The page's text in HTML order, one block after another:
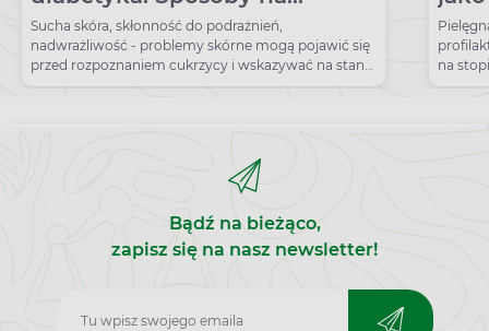
nawilżenie i odżywienie skóry
Sucha skóra, skłonność do podrażnień,
nadwrażliwość - problemy skórne mogą pojawić się
przed rozpoznaniem cukrzycy i wskazywać na stan
przedcukrzycowy.
na
Bądź na bieżąco,
zapisz się na nasz newsletter!
Zapisz